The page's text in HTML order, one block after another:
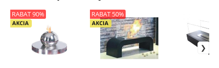
AKCIA
RABAT 90%
AKCIA
RABAT 50%